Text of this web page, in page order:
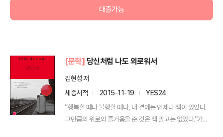
대출가능
[문학] 당신처럼 나도 외로워서
김현성 저
세종서적
2015-11-19
YES24
“행복할 때나 불행할 때나, 내 곁에는 언제나 책이 있었다.
그만큼의 위로와 즐거움을 준 것은 책 말고는 없었다.”가...